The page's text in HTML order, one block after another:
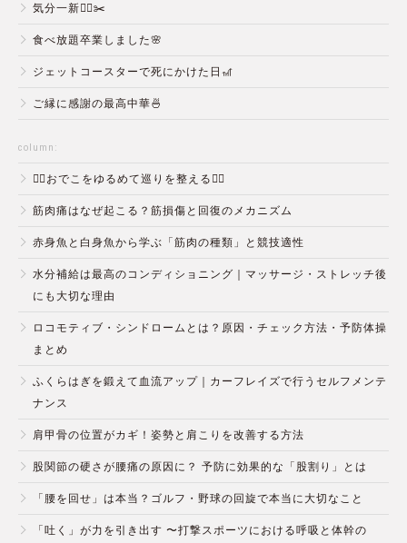
気分一新💇‍♂️✂️
食べ放題卒業しました🌸
ジェットコースターで死にかけた日🎢
ご縁に感謝の最高中華🍜
column:
💆‍♀️おでこをゆるめて巡りを整える💆‍♂️
筋肉痛はなぜ起こる？筋損傷と回復のメカニズム
赤身魚と白身魚から学ぶ「筋肉の種類」と競技適性
水分補給は最高のコンディショニング｜マッサージ・ストレッチ後
にも大切な理由
ロコモティブ・シンドロームとは？原因・チェック方法・予防体操
まとめ
ふくらはぎを鍛えて血流アップ｜カーフレイズで行うセルフメンテ
ナンス
肩甲骨の位置がカギ！姿勢と肩こりを改善する方法
股関節の硬さが腰痛の原因に？ 予防に効果的な「股割り」とは
「腰を回せ」は本当？ゴルフ・野球の回旋で本当に大切なこと
「吐く」が力を引き出す 〜打撃スポーツにおける呼吸と体幹の